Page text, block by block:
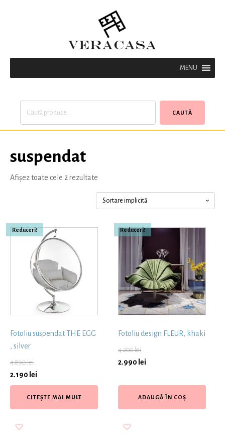
MENU
Caută
CAUTĂ
suspendat
Afișez toate cele 2 rezultate
Reduceri!
Fotoliu suspendat THE EGG
, silver
4.890lei
2.190 lei
CITEȘTE MAI MULT
Reduceri!
Fotoliu design FLEUR, khaki
4.200lei
2.990 lei
ADAUGĂ ÎN COȘ